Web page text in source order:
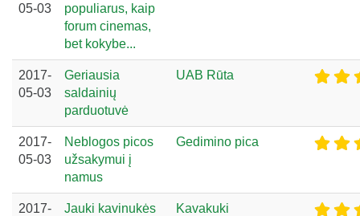
05-03
populiarus, kaip
forum cinemas,
bet kokybe...
2017-
05-03
Geriausia
saldainių
parduotuvė
UAB Rūta
2017-
05-03
Neblogos picos
užsakymui į
namus
Gedimino pica
2017-
Jauki kavinukės
Kavakuki